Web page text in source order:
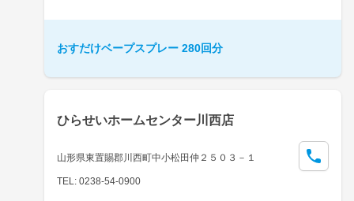
おすだけベープスプレー 280回分
ひらせいホームセンター川西店
山形県東置賜郡川西町中小松田仲２５０３－１
TEL: 0238-54-0900